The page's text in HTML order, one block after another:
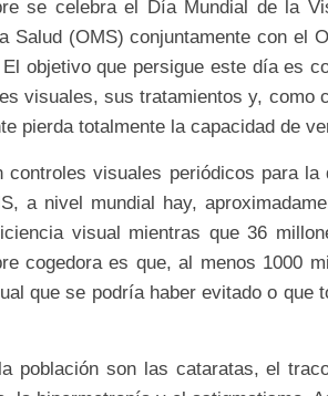
se celebra el Día Mundial de la
Salud (OMS) conjuntamente con el
objetivo que persigue este día es
visuales, sus tratamientos y, como
pierda totalmente la capacidad de
visuales periódicos para la
a nivel mundial hay,
visual mientras que 36
cogedora es que, al menos 1000
que se podría haber evitado o que
población son las cataratas, el